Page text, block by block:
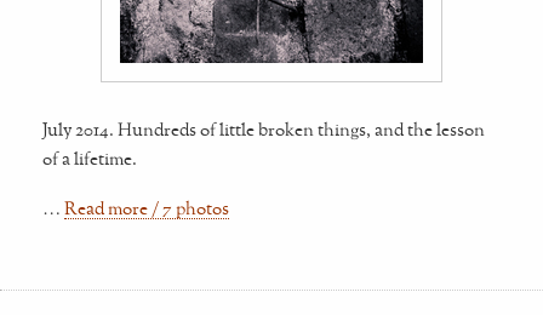
July 2014. Hundreds of little broken things, and the lesson
of a lifetime.
… Read more / 7 photos